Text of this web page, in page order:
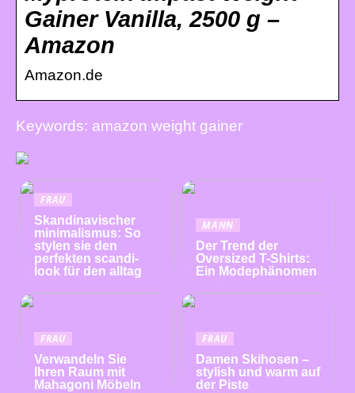
Gainer Vanilla, 2500 g –
Amazon
Amazon.de
Keywords: amazon weight gainer
FRAU
Skandinavischer
minimalismus: So
stylen sie den
perfekten scandi-
look für den alltag
MANN
Der Trend der
Oversized T-Shirts:
Ein Modephänomen
FRAU
Verwandeln Sie
Ihren Raum mit
Mahagoni Möbeln
FRAU
Damen Skihosen –
stylish und warm auf
der Piste